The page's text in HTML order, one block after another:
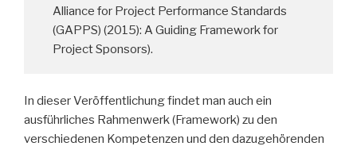
Alliance for Project Performance Standards
(GAPPS) (2015): A Guiding Framework for
Project Sponsors).
In dieser Veröffentlichung findet man auch ein
ausführliches Rahmenwerk (Framework) zu den
verschiedenen Kompetenzen und den dazugehörenden